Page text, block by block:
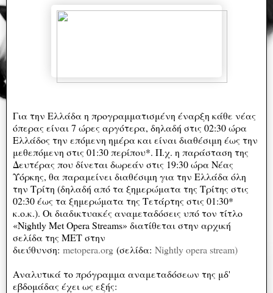
Για την Ελλάδα η προγραμματισμένη έναρξη κάθε νέας
όπερας είναι 7 ώρες αργότερα, δηλαδή στις 02:30ώρα
Ελλάδος την επόμενη ημέρα και είναι διαθέσιμη έως την
μεθεπόμενη στις 01:30 περίπου*. Π.χ. η παράσταση της
Δευτέρας που δίνεται δωρεάν στις 19:30 ώρα Νέας
Υόρκης, θα παραμείνει διαθέσιμη για την Ελλάδα όλη
την Τρίτη (δηλαδή από τα ξημερώματα της Τρίτης στις
02:30 έως τα ξημερώματα της Τετάρτης στις 01:30*
κ.ο.κ.). Οι διαδικτυακές αναμεταδόσεις υπό τον τίτλο
«Nightly Met Opera Streams» διατίθεται στην αρχική
σελίδα της ΜΕΤ στην
διεύθυνση: metopera.org (σελίδα: Nightly opera stream)
Αναλυτικά το πρόγραμμα αναμεταδόσεων της μδ'
εβδομάδας έχει ως εξής: